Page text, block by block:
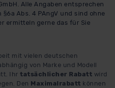
Alle Angaben entsprechen
Abs. 4 PAngV und sind ohne
ermitteln gerne das für Sie
mit vielen deutschen
von Marke und Modell
Ihr tatsächlicher Rabatt wird
Den Maximalrabatt können